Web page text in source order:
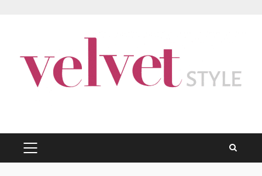
PRIMARY
MENU